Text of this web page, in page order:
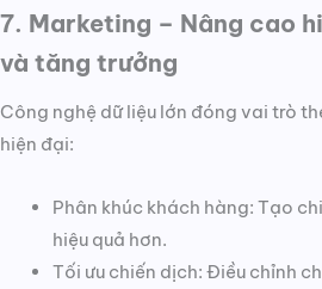
7. Marketing – Nâng cao
và tăng trưởng
Công nghệ dữ liệu lớn đóng vai trò
hiện đại:
Phân khúc khách hàng: Tạo
hiệu quả hơn.
Tối ưu chiến dịch: Điều chỉnh